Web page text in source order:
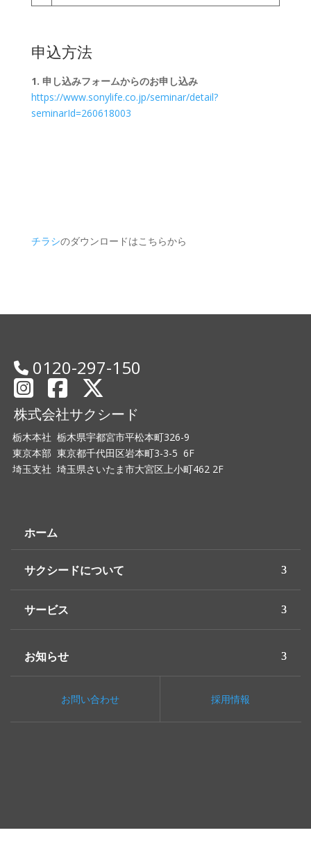
申込方法
1. 申し込みフォームからのお申し込み
https://www.sonylife.co.jp/seminar/detail?
seminarId=260618003
チラシのダウンロードはこちらから
0120-297-150
株式会社サクシード
栃木本社 栃木県宇都宮市平松本町326-9
東京本部 東京都千代田区岩本町3-3-5 6F
埼玉支社 埼玉県さいたま市大宮区上小町462 2F
ホーム
サクシードについて
サービス
お知らせ
お問い合わせ 採用情報